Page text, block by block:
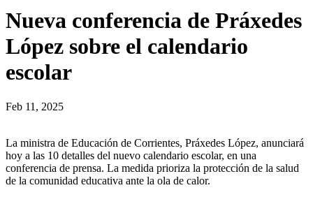
Nueva conferencia de Práxedes
López sobre el calendario
escolar
Feb 11, 2025
La ministra de Educación de Corrientes, Práxedes López, anunciará
hoy a las 10 detalles del nuevo calendario escolar, en una
conferencia de prensa. La medida prioriza la protección de la salud
de la comunidad educativa ante la ola de calor.